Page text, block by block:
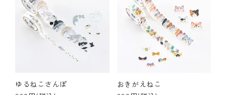
ゆるねこさんぽ
おきがえねこ